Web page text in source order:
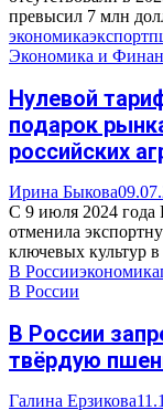
превысил 7 млн
экономикаэкспорт
Экономика и
Нулевой
подарок
российских
Ирина Быкова
С 9 июля 2024 года
отменила
ключевых культур
В Россииэкономика
В России
В России
твёрдую
Галина Ерзикова